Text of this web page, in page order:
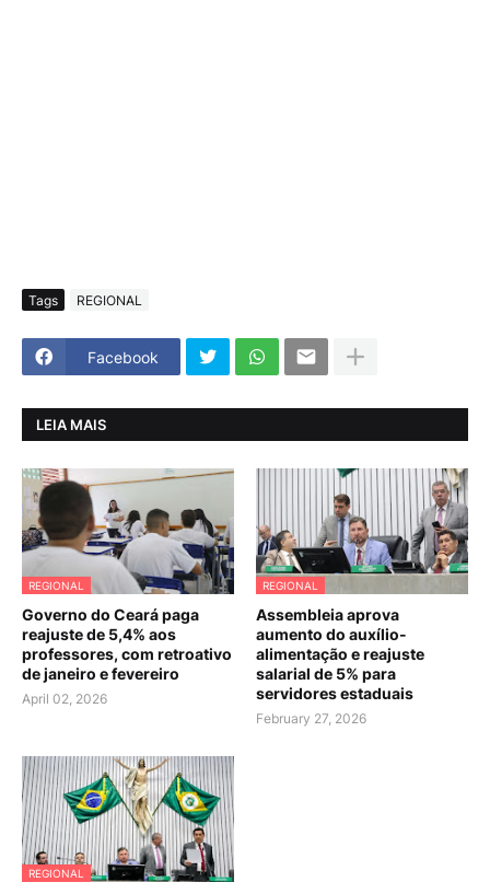
Tags REGIONAL
Facebook
LEIA MAIS
REGIONAL
Governo do Ceará paga
reajuste de 5,4% aos
professores, com retroativo
de janeiro e fevereiro
April 02, 2026
REGIONAL
Assembleia aprova
aumento do auxílio-
alimentação e reajuste
salarial de 5% para
servidores estaduais
February 27, 2026
REGIONAL